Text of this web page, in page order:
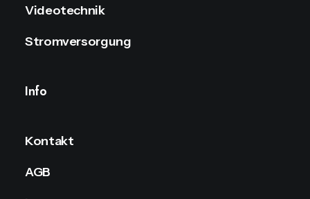
Videotechnik
Stromversorgung
Info
Kontakt
AGB